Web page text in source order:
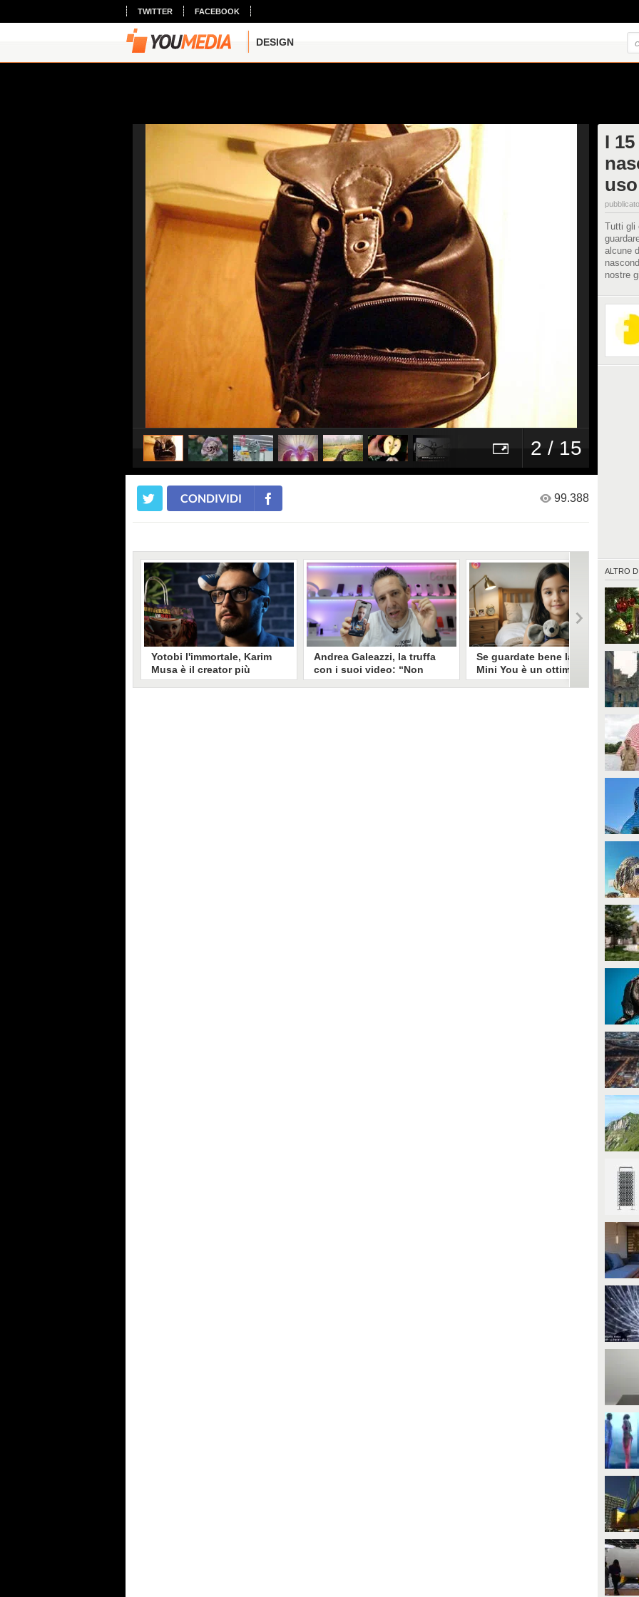
TWITTER FACEBOOK
DESIGN
2 / 15
I
Tutti gli
alcune
nostre
ALTRO DI
CONDIVIDI 99.388
Yotobi l'immortale, Karim
Musa è il creator più
longevo in Italia: il suo
Andrea Galeazzi, la truffa
con i suoi video: “Non
sono io quello. Mi hanno
Se guardate bene la foto
Mini You è un ottimo modo
per regalare i dati